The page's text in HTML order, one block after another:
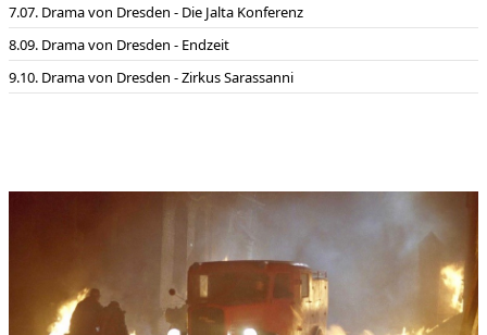
07. Drama von Dresden - Die Jalta Konferenz
09. Drama von Dresden - Endzeit
10. Drama von Dresden - Zirkus Sarassanni